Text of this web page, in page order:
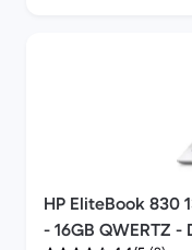
HP EliteBook 830
- 16GB QWERTZ -